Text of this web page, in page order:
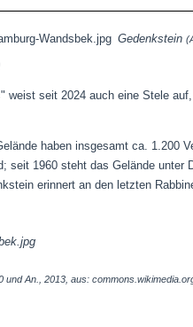
Gedenkstein
weist seit 2024 auch eine Stele
haben insgesamt ca. 1.200
seit 1960 steht das Gelände unter
erinnert an den letzten
An., 2013, aus: